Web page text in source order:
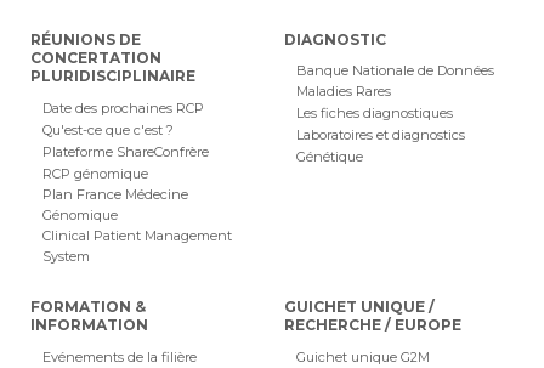
RÉUNIONS DE
CONCERTATION
PLURIDISCIPLINAIRE
Date des prochaines RCP
Qu'est-ce que c'est ?
Plateforme ShareConfrère
RCP génomique
Plan France Médecine
Génomique
Clinical Patient Management
System
DIAGNOSTIC
Banque Nationale de Données
Maladies Rares
Les fiches diagnostiques
Laboratoires et diagnostics
Génétique
FORMATION &
INFORMATION
Evénements de la filière
GUICHET UNIQUE /
RECHERCHE / EUROPE
Guichet unique G2M